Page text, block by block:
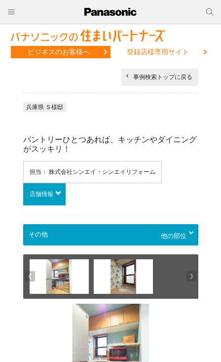
ビジネスのお客様へ 登録店様専用サイト
事例検索トップに戻る
兵庫県 Ｓ様邸
パントリーひとつあれば、キッチンやダイニング
がスッキリ！
担当： 株式会社シンエイ・シンエイリフォーム
店舗情報
他の部位